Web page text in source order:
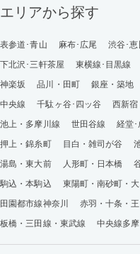
エリアから探す
表参道･青山 麻布･広尾 渋谷･
下北沢･三軒茶屋
東横線･目黒線
神楽坂
品川・田町 銀座・築地
中央線
千駄ヶ谷･四ッ谷 西新宿
池上・多摩川線
世田谷線 経堂
押上・錦糸町
目白・雑司が谷
湯島・東大前
人形町・日本橋
駒込・本駒込
東陽町・南砂町・
田園都市線神奈川
赤羽・十条・
板橋・三田線・東武線
中央線多摩